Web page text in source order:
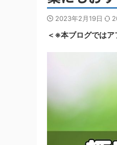
2023年2月19日
＜※本ブログではア